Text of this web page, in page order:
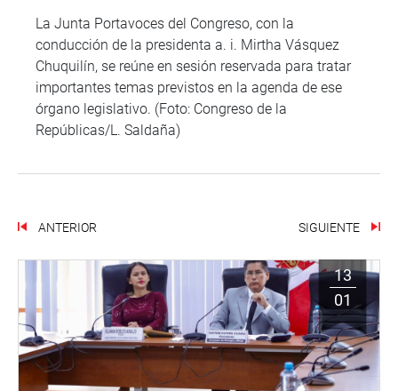
La Junta Portavoces del Congreso, con la
conducción de la presidenta a. i. Mirtha Vásquez
Chuquilín, se reúne en sesión reservada para tratar
importantes temas previstos en la agenda de ese
órgano legislativo. (Foto: Congreso de la
Repúblicas/L. Saldaña)
ANTERIOR SIGUIENTE
13
01